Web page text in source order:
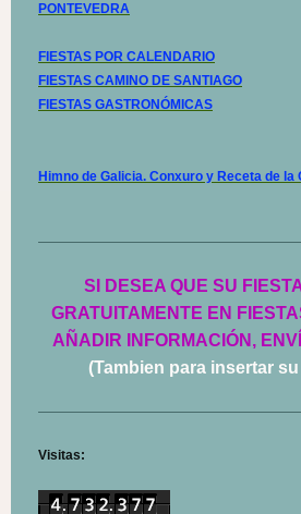
PONTEVEDRA
FIESTAS POR CALENDARIO
FIESTAS CAMINO DE SANTIAGO
FIESTAS GASTRONÓMICAS
Himno de Galicia. Conxuro y Receta de la
SI DESEA QUE SU
GRATUITAMENTE EN
AÑADIR INFORMACIÓN,
(Tambien para insertar
Visitas: